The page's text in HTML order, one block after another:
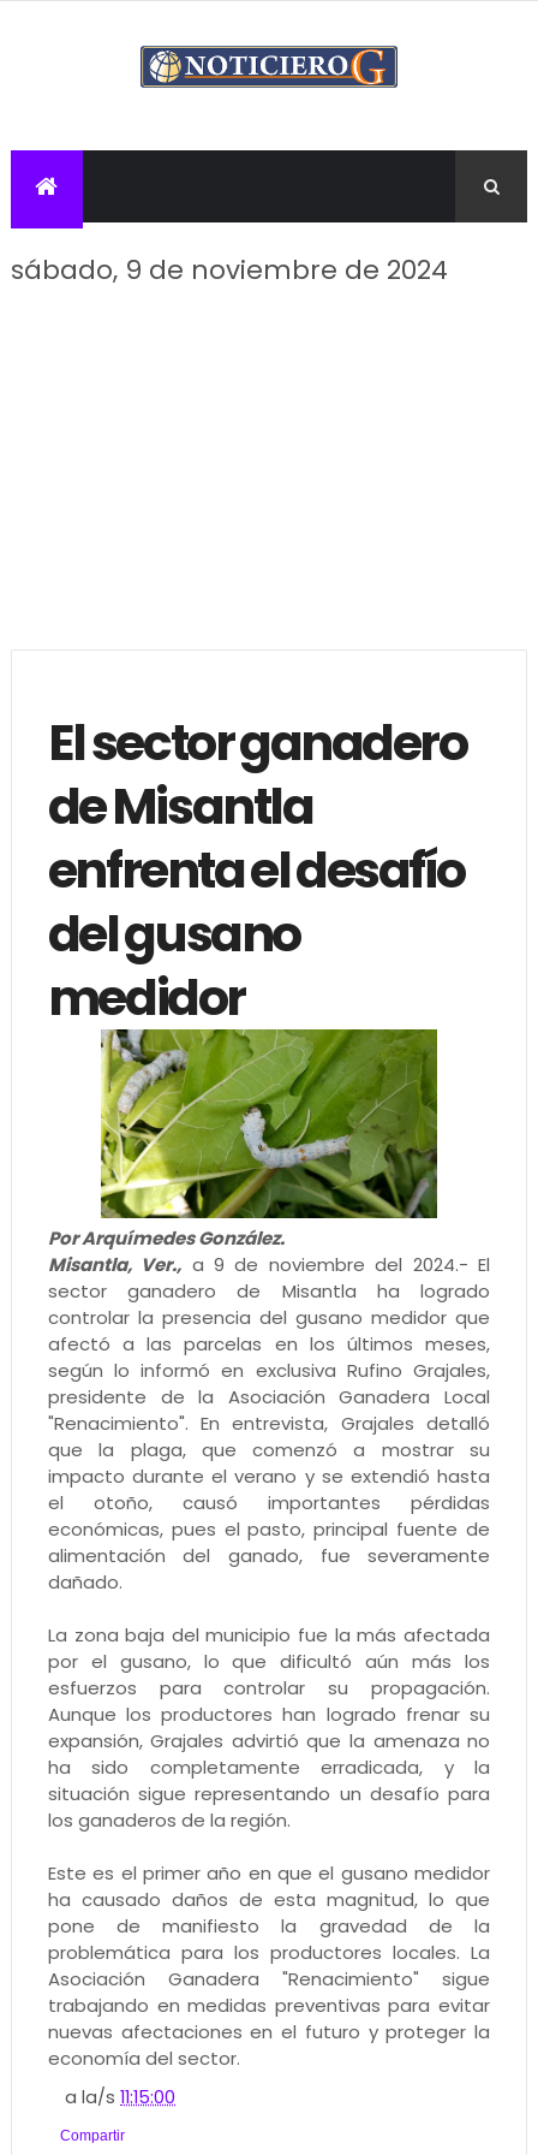
sábado, 9 de noviembre de 2024
El sector ganadero
de Misantla
enfrenta el desafío
del gusano
medidor
Por Arquímedes González.
Misantla, Ver., a 9 de noviembre del 2024.- El
sector ganadero de Misantla ha logrado
controlar la presencia del gusano medidor que
afectó a las parcelas en los últimos meses,
según lo informó en exclusiva Rufino Grajales,
presidente de la Asociación Ganadera Local
"Renacimiento". En entrevista, Grajales detalló
que la plaga, que comenzó a mostrar su
impacto durante el verano y se extendió hasta
el otoño, causó importantes pérdidas
económicas, pues el pasto, principal fuente de
alimentación del ganado, fue severamente
dañado.
La zona baja del municipio fue la más afectada
por el gusano, lo que dificultó aún más los
esfuerzos para controlar su propagación.
Aunque los productores han logrado frenar su
expansión, Grajales advirtió que la amenaza no
ha sido completamente erradicada, y la
situación sigue representando un desafío para
los ganaderos de la región.
Este es el primer año en que el gusano medidor
ha causado daños de esta magnitud, lo que
pone de manifiesto la gravedad de la
problemática para los productores locales. La
Asociación Ganadera "Renacimiento" sigue
trabajando en medidas preventivas para evitar
nuevas afectaciones en el futuro y proteger la
economía del sector.
a la/s11:15:00
Compartir